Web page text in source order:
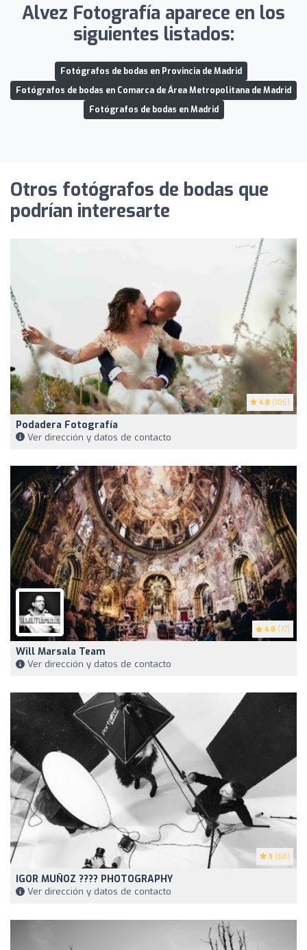
Alvez Fotografía aparece en los
siguientes listados:
Fotógrafos de bodas en Provincia de Madrid
Fotógrafos de bodas en Comarca de Área Metropolitana de Madrid
Fotógrafos de bodas en Madrid
Otros fotógrafos de bodas que
podrían interesarte
4.8 (106)
Podadera Fotografía
Ver dirección y datos de contacto
4.8 (77)
Will Marsala Team
Ver dirección y datos de contacto
5 (68)
IGOR MUÑOZ ???? PHOTOGRAPHY
Ver dirección y datos de contacto